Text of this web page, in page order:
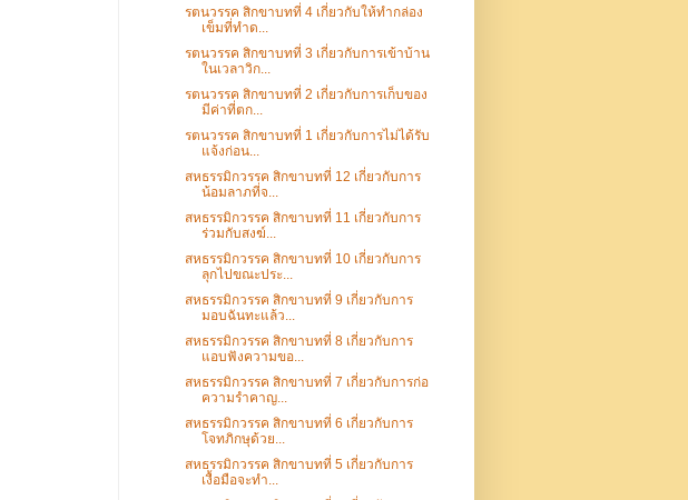
รตนวรรค สิกขาบทที่ 4 เกี่ยวกับให้ทำกล่อง
เข็มที่ทำด...
รตนวรรค สิกขาบทที่ 3 เกี่ยวกับการเข้าบ้าน
ในเวลาวิก...
รตนวรรค สิกขาบทที่ 2 เกี่ยวกับการเก็บของ
มีค่าที่ตก...
รตนวรรค สิกขาบทที่ 1 เกี่ยวกับการไม่ได้รับ
แจ้งก่อน...
สหธรรมิกวรรค สิกขาบทที่ 12 เกี่ยวกับการ
น้อมลาภที่จ...
สหธรรมิกวรรค สิกขาบทที่ 11 เกี่ยวกับการ
ร่วมกับสงฆ์...
สหธรรมิกวรรค สิกขาบทที่ 10 เกี่ยวกับการ
ลุกไปขณะประ...
สหธรรมิกวรรค สิกขาบทที่ 9 เกี่ยวกับการ
มอบฉันทะแล้ว...
สหธรรมิกวรรค สิกขาบทที่ 8 เกี่ยวกับการ
แอบฟังความขอ...
สหธรรมิกวรรค สิกขาบทที่ 7 เกี่ยวกับการก่อ
ความรำคาญ...
สหธรรมิกวรรค สิกขาบทที่ 6 เกี่ยวกับการ
โจทภิกษุด้วย...
สหธรรมิกวรรค สิกขาบทที่ 5 เกี่ยวกับการ
เงื้อมือจะทำ...